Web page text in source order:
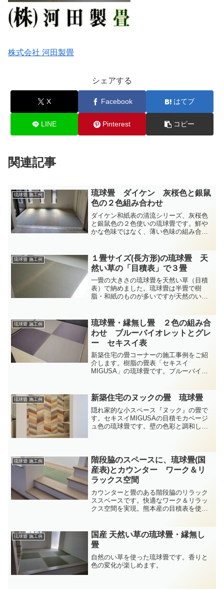
株式会社 河田製畳
シェアする
X Facebook はてブ
LINE Pinterest コピー
関連記事
琉球畳 施工例
琉球畳 ダイケン 灰桜色と銀鼠
色の２色組み合わせ
ダイケン和紙表の清流シリーズ、灰桜色
と銀鼠色の２色使いの琉球畳です。鮮や
かな色味ではなく、薄い色味の組み合わ
琉球畳 施工例
１畳サイズ(長方形)の琉球畳 天
然い草の「目積表」で３畳
一畳の大きさの琉球畳を天然い草（目積
表）で納めました。琉球畳は半畳で樹
脂・和紙のものが多いですが天然のい草
琉球畳 施工例
琉球畳・縁無し畳 ２色の組み合
わせ ブルーバイオレットとグレ
ー セキスイ表
新築住宅の畳コーナーの施工事例をご紹
介します。樹脂の畳表「セキスイ
MIGUSA」の琉球畳です。ブルーバイオ
の強いパープル、そして、グレーはブル
ー系の色によく合いますので...
琉球畳 施工例 新築住宅のヌックの畳 琉球畳
隠れ家的な小スペース『ヌック』の畳で
す。セキスイMIGUSAの目積モカベージ
ュ色の琉球畳です。壁の色彩と調和した
琉球畳 施工例
階段脇のスペースに、琉球畳(国
産表)とカウンター ワーク＆リ
ラックス空間
カウンターと畳のある階段脇のリラック
ススペースです。快適なワーク＆リラッ
クス空間を実現。熊本産の目積表を使っ
琉球畳 施工例
国産 天然い草の琉球畳・縁無し
畳
自然のい草を使った琉球畳です。香りと
色の変化が楽しめます。